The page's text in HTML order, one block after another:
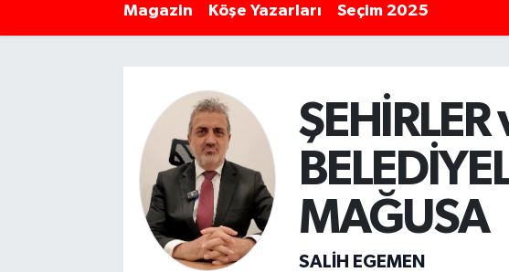
Magazin Köşe Yazarları Seçim 2025
ŞEHİRLER
MAĞUSA
SALIH EGEMEN